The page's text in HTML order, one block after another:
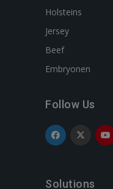
Holsteins
Jersey
Beef
Embryonen
Follow Us
Solutions